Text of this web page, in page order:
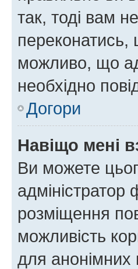
так, тоді вам
можливо, що
необхідно
Догори
Навіщо мені
Ви можете
розміщення
можливість
для анонімних